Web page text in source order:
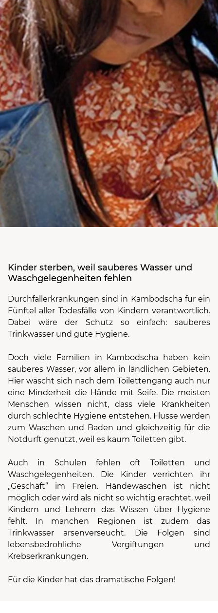
Kinder sterben, weil sauberes Wasser und
Waschgelegenheiten fehlen
Durchfallerkrankungen sind in Kambodscha für ein
Fünftel aller Todesfälle von Kindern verantwortlich.
Dabei wäre der Schutz so einfach: sauberes
Trinkwasser und gute Hygiene.
Doch viele Familien in Kambodscha haben kein
sauberes Wasser, vor allem in ländlichen Gebieten.
Hier wäscht sich nach dem Toilettengang auch nur
eine Minderheit die Hände mit Seife. Die meisten
Menschen wissen nicht, dass viele Krankheiten
durch schlechte Hygiene entstehen. Flüsse werden
zum Waschen und Baden und gleichzeitig für die
Notdurft genutzt, weil es kaum Toiletten gibt.
Auch in Schulen fehlen oft Toiletten und
Waschgelegenheiten. Die Kinder verrichten ihr
„Geschäft“ im Freien. Händewaschen ist nicht
möglich oder wird als nicht so wichtig erachtet, weil
Kindern und Lehrern das Wissen über Hygiene
fehlt. In manchen Regionen ist zudem das
Trinkwasser arsenverseucht. Die Folgen sind
lebensbedrohliche Vergiftungen und
Krebserkrankungen.
Für die Kinder hat das dramatische Folgen!